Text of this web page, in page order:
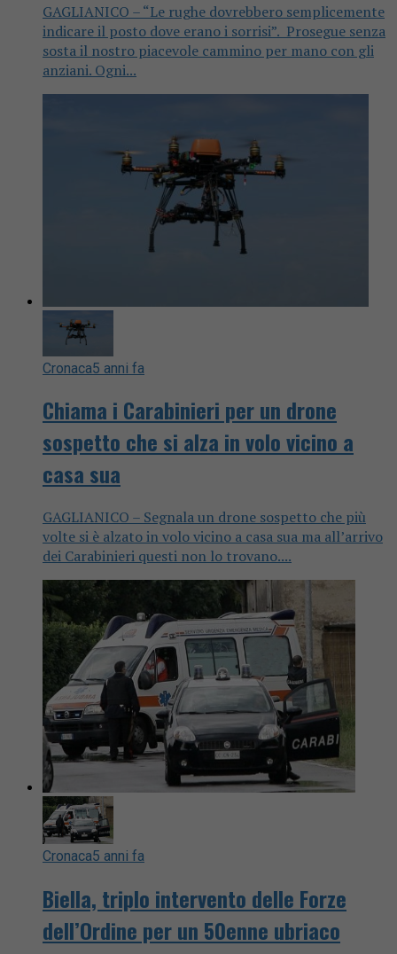
GAGLIANICO – “Le rughe dovrebbero semplicemente
indicare il posto dove erano i sorrisi”. Prosegue senza
sosta il nostro piacevole cammino per mano con gli
anziani. Ogni...
Cronaca5 anni fa
Chiama i Carabinieri per un drone
sospetto che si alza in volo vicino a
casa sua
GAGLIANICO – Segnala un drone sospetto che più
volte si è alzato in volo vicino a casa sua ma all’arrivo
dei Carabinieri questi non lo trovano....
Cronaca5 anni fa
Biella, triplo intervento delle Forze
dell’Ordine per un 50enne ubriaco